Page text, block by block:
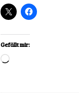
Gefällt mir:
Loading…